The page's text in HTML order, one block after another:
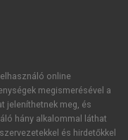
online
megismerésével a
jeleníthetnek meg, és
hány alkalommal láthat
és hirdetőkkel